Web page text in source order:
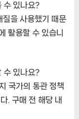
수 있나요?
질을 사용했기 때문
활용할 수 있습니
수 있나요?
국가의 통관 정책
. 구매 전 해당 내